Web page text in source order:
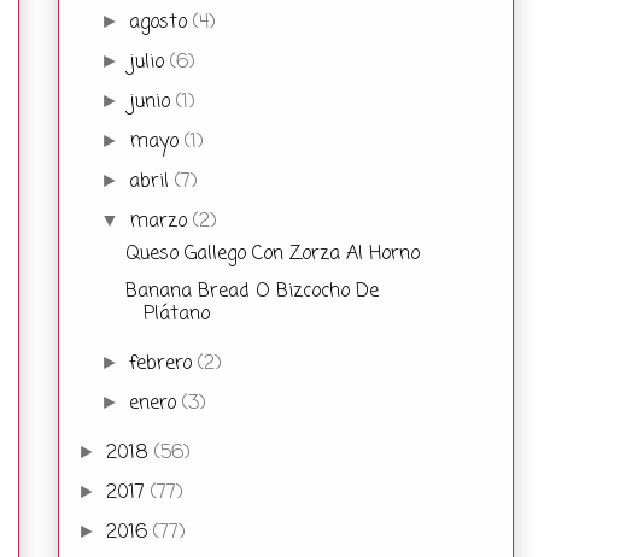
► agosto(4)
► julio(6)
► junio(1)
► mayo(1)
► abril(7)
▼ marzo(2)
Queso Gallego Con Zorza Al Horno
Banana Bread O Bizcocho De
Plátano
►febrero(2)
► enero(3)
► 2018 (56)
► 2017 (77)
► 2016 (77)